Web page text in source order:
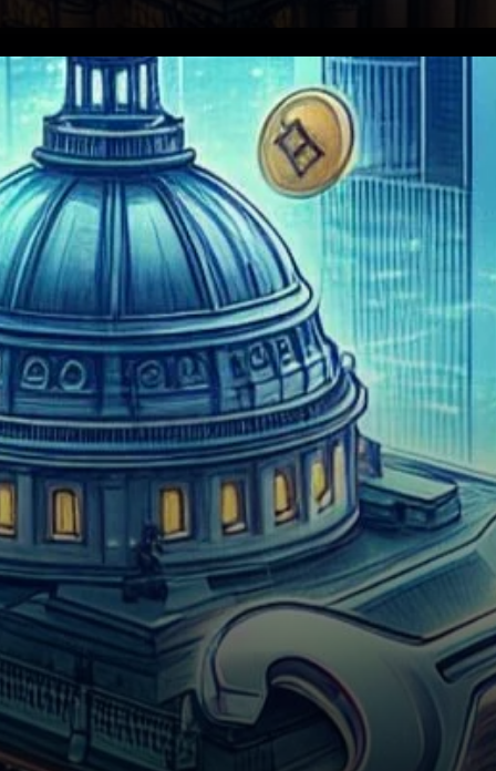
Dans un revirement
remarquable dans le monde
de la cryptomonnaie, un
mineur précoce a agité les
eaux numériques en
déplaçant…